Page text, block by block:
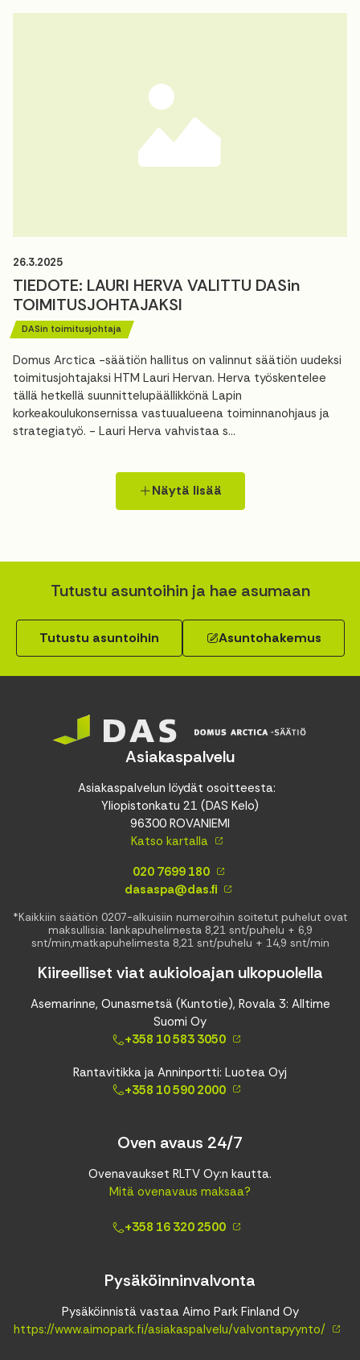
26.3.2025
TIEDOTE: LAURI HERVA VALITTU DASin
TOIMITUSJOHTAJAKSI
DASin toimitusjohtaja
Domus Arctica -säätiön hallitus on valinnut säätiön uudeksi
toimitusjohtajaksi HTM Lauri Hervan. Herva työskentelee
tällä hetkellä suunnittelupäällikkönä Lapin
korkeakoulukonsernissa vastuualueena toiminnanohjaus ja
strategiatyö. - Lauri Herva vahvistaa s...
Näytä lisää
Tutustu asuntoihin ja hae asumaan
Tutustu asuntoihin Asuntohakemus
Asiakaspalvelu
Asiakaspalvelun löydät osoitteesta:
Yliopistonkatu 21 (DAS Kelo)
96300 ROVANIEMI
Katso kartalla
020 7699 180
dasaspa@das.fi
*Kaikkiin säätiön 0207-alkuisiin numeroihin soitetut puhelut ovat
maksullisia: lankapuhelimesta 8,21 snt/puhelu + 6,9
snt/min,matkapuhelimesta 8,21 snt/puhelu + 14,9 snt/min
Kiireelliset viat aukioloajan ulkopuolella
Asemarinne, Ounasmetsä (Kuntotie), Rovala 3: Alltime
Suomi Oy
+358 10 583 3050
Rantavitikka ja Anninportti: Luotea Oyj
+358 10 590 2000
Oven avaus 24/7
Ovenavaukset RLTV Oy:n kautta.
Mitä ovenavaus maksaa?
+358 16 320 2500
Pysäköinninvalvonta
Pysäköinnistä vastaa Aimo Park Finland Oy
https://www.aimopark.fi/asiakaspalvelu/valvontapyynto/